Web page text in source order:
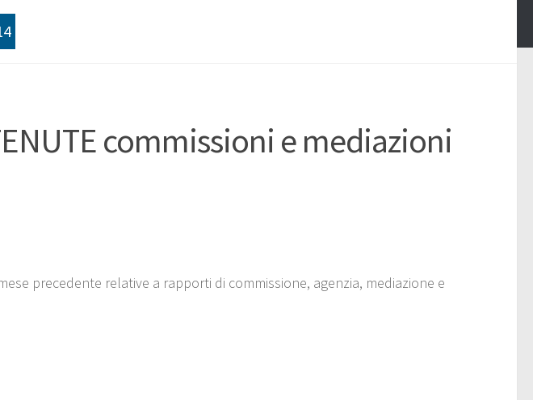
commissioni e mediazioni
precedente relative a rapporti di commissione, agenzia, mediazione e